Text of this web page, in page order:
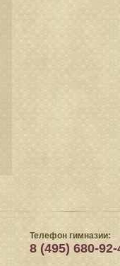
Телефон гимназии:
8 (495) 680-92-